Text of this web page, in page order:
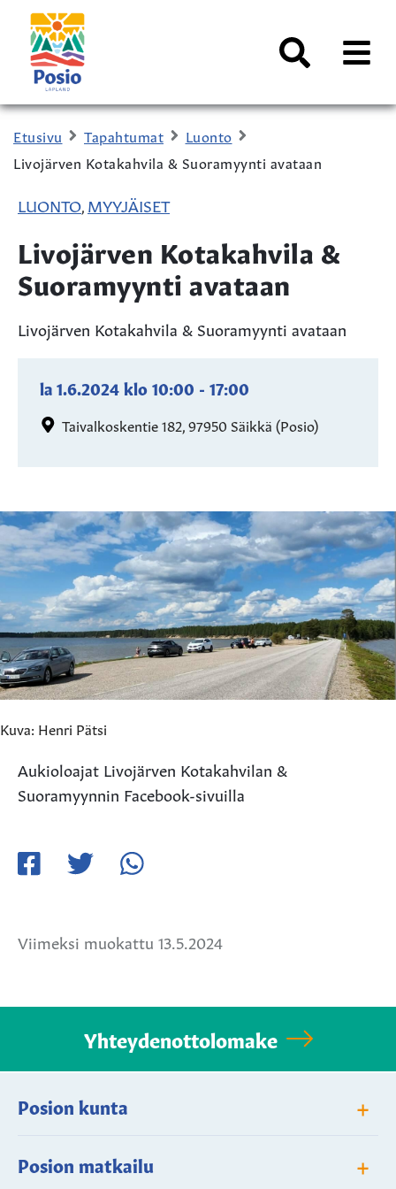
Siirry sisältöön
Kaupungin
logo
AVAA
Etusivu Tapahtumat
Luonto
Livojärven Kotakahvila & Suoramyynti avataan
LUONTO MYYJÄISET
Livojärven Kotakahvila &
Suoramyynti avataan
Livojärven Kotakahvila & Suoramyynti avataan
la 1.6.2024klo10:00 - 17:00
Taivalkoskentie 182, 97950 Säikkä (Posio)
Kuva: Henri Pätsi
Aukioloajat Livojärven Kotakahvilan &
Suoramyynnin Facebook-sivuilla
Viimeksi muokattu 13.5.2024
Yhteydenottolomake
Posion kunta +
Posion matkailu +